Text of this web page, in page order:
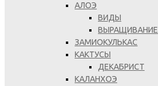
АЛОЭ
ВИДЫ
ВЫРАЩИВАНИЕ
ЗАМИОКУЛЬКАС
КАКТУСЫ
ДЕКАБРИСТ
КАЛАНХОЭ